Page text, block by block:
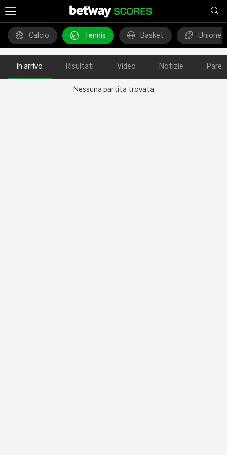
Calcio Tennis Basket Unione
In arrivo Risultati Video Notizie
Nessuna partita trovata